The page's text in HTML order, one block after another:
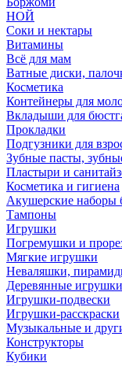
НОЙ
Соки и нектары
Витамины
Всё для мам
Ватные диски,
Косметика
Контейнеры для
Вкладыши для
Прокладки
Подгузники для
Зубные пасты,
Пластыри и
Косметика и гигиена
Акушерские наборы
Тампоны
Игрушки
Погремушки и
Мягкие игрушки
Неваляшки,
Деревянные игрушки
Игрушки-подвески
Игрушки-расскраски
Музыкальные и
Конструкторы
Кубики